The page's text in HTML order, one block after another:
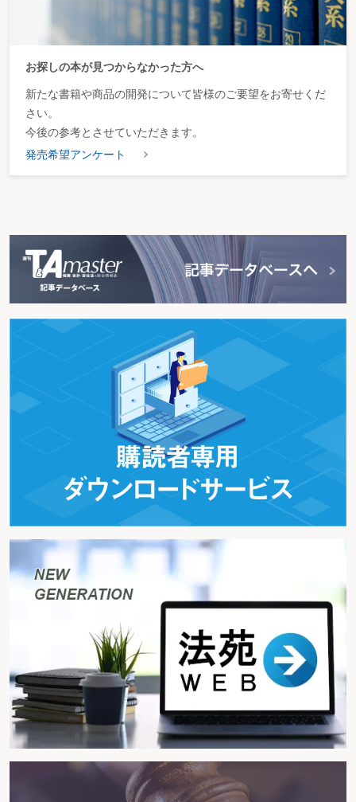
お探しの本が見つからなかった方へ
新たな書籍や商品の開発について皆様のご要望をお寄せくだ
さい。
今後の参考とさせていただきます。
発売希望アンケート